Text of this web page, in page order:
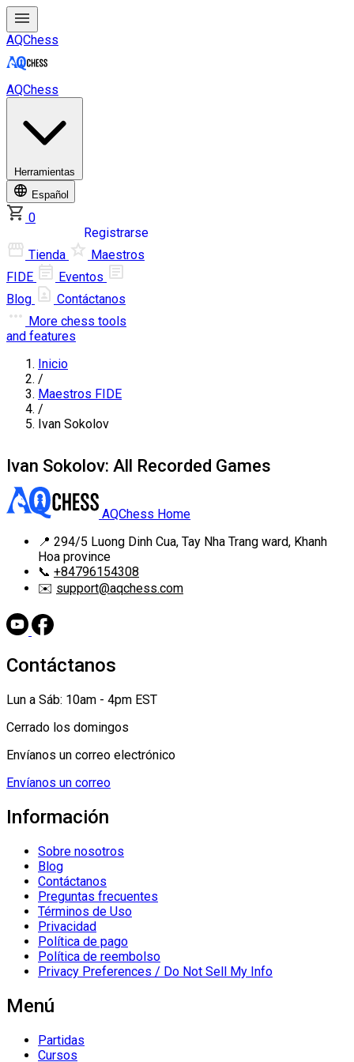
AQChess
AQChess
Herramientas
Español
0
Registrarse
Tienda
Maestros
FIDE
Eventos
Blog
Contáctanos
More chess tools
and features
Inicio
/
Maestros FIDE
/
Ivan Sokolov
Ivan Sokolov: All Recorded Games
AQChess Home
📍 294/5 Luong Dinh Cua, Tay Nha Trang ward, Khanh
Hoa province
📞 +84796154308
✉️ support@aqchess.com
Contáctanos
Lun a Sáb: 10am - 4pm EST
Cerrado los domingos
Envíanos un correo electrónico
Envíanos un correo
Información
Sobre nosotros
Blog
Contáctanos
Preguntas frecuentes
Términos de Uso
Privacidad
Política de pago
Política de reembolso
Privacy Preferences / Do Not Sell My Info
Menú
Partidas
Cursos